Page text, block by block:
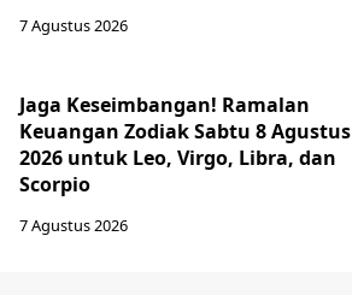
7 Agustus 2026
Jaga Keseimbangan! Ramalan
Keuangan Zodiak Sabtu 8 Agustus
2026 untuk Leo, Virgo, Libra, dan
Scorpio
7 Agustus 2026